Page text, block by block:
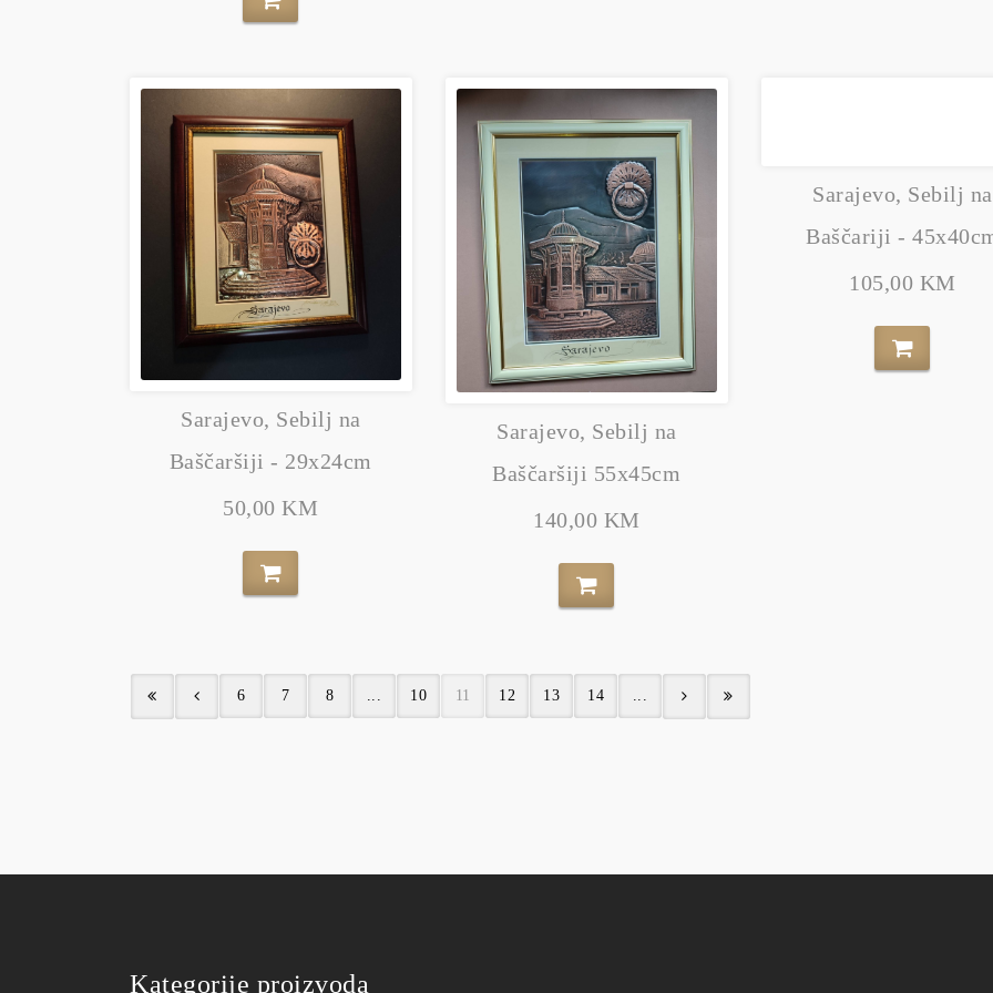
Sarajevo, Sebilj na
Baščaršiji - 29x24cm
50,00 KM
Sarajevo, Sebilj na
Baščaršiji 55x45cm
140,00 KM
Sarajevo, Sebilj na
Baščariji -
105,00 KM
6 7 8 10 11 12 13 14
Kategorije proizvoda